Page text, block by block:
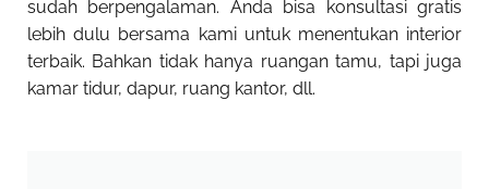
sudah berpengalaman. Anda bisa konsultasi gratis
lebih dulu bersama kami untuk menentukan interior
terbaik. Bahkan tidak hanya ruangan tamu, tapi juga
kamar tidur, dapur, ruang kantor, dll.